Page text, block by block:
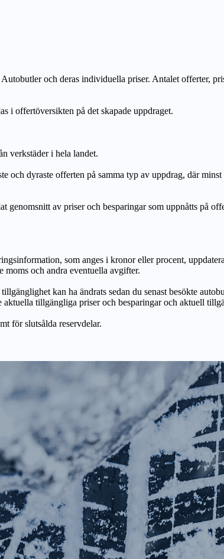
och deras individuella priser. Antalet offerter,
i offertöversikten på det skapade uppdraget.
verkstäder i hela landet.
dyraste offerten på samma typ av uppdrag, där
av priser och besparingar som uppnåtts på
som anges i kronor eller procent,
moms och andra eventuella avgifter.
kan ha ändrats sedan du senast besökte
tillgängliga priser och besparingar och aktuell
för slutsålda reservdelar.